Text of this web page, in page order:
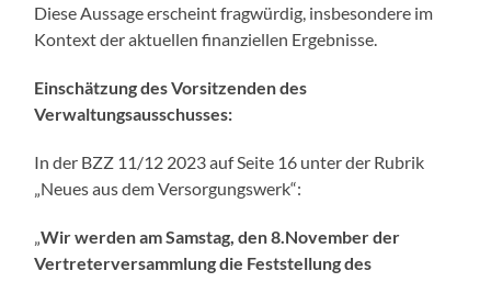
Diese Aussage erscheint fragwürdig, insbesondere im
Kontext der aktuellen finanziellen Ergebnisse.
Einschätzung des Vorsitzenden des
Verwaltungsausschusses:
In der BZZ 11/12 2023 auf Seite 16 unter der Rubrik
„Neues aus dem Versorgungswerk“:
„Wir werden am Samstag, den 8.November der
Vertreterversammlung die Feststellung des